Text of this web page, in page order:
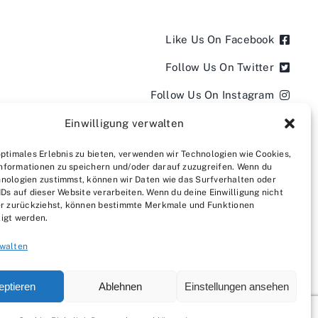
Einwilligung verwalten
Erlebnis zu bieten, verwenden wir Technologien wie Cookies,
zu speichern und/oder darauf zuzugreifen. Wenn du
zustimmst, können wir Daten wie das Surfverhalten oder
auf dieser Website verarbeiten. Wenn du deine Einwilligung nicht
zurückziehst, können bestimmte Merkmale und Funktionen
werden.
Ablehnen Einstellungen ansehen
Like Us On Facebook
Follow Us On Twitter
Follow Us On Instagram
Follow Us On LinkedIn
Follow us on YouTube
Follow us on Pinterest